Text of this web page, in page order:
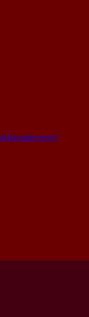
Katasterrecht)